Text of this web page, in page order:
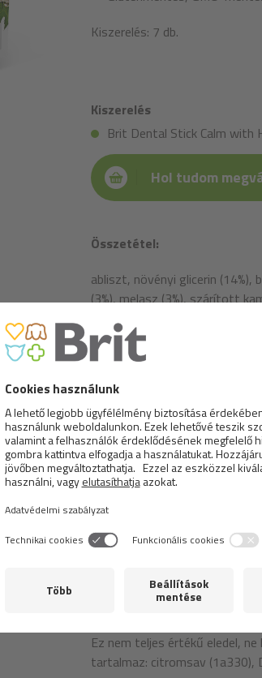
Kiszerelés: 7 db.
Kiszerelés
Brit Dental Stick Calm
Hol tudom
Összetétel:
abliszt, növényi glicerin (14%),
(3%), melasz (3%), szárított
hexametafoszfát (0,3%).
analitikai alkotóelemek:
nyersfehérje 9,0%, nyerszsír
0,2%, nátrium 0,05%.
Tápanyag összetétele:
C-vitamin (3a312) 35 mg, L-
Metabolizable energy:
3,010 kcal/kg
djon kutyájának napi 1
Ez nem teljes értékű eledel,
tartalmaz: citromsav (1a330),